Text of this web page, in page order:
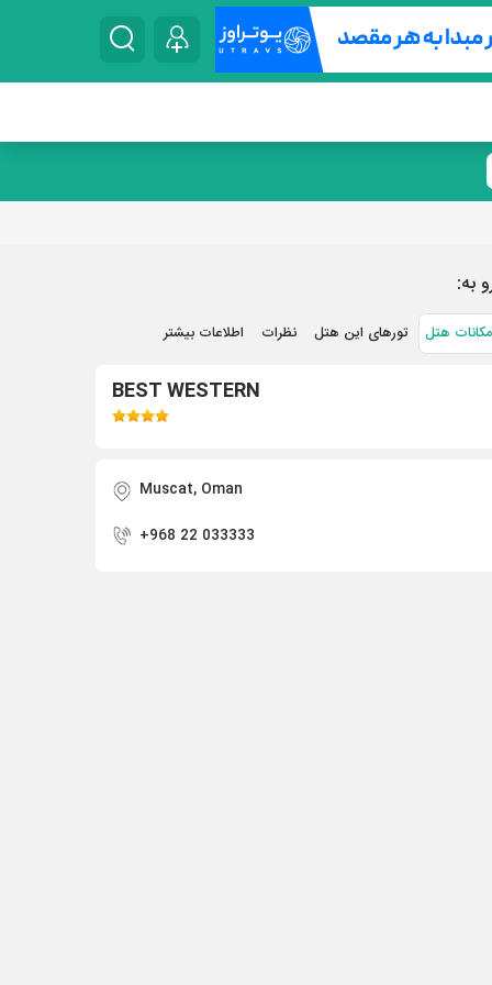
به:
هتل تورهای این هتل نظرات اطلاعات بیشتر
BEST WESTERN
Muscat, Oman
+968 22 033333